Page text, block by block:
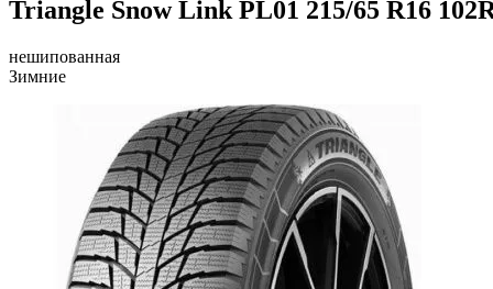
Triangle Snow Link PL01 215/65 R16
нешипованная
Зимние